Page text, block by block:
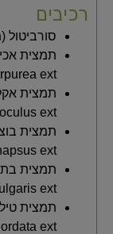
רכיבים
סורביטול
ext
ext
ext
ext
ext